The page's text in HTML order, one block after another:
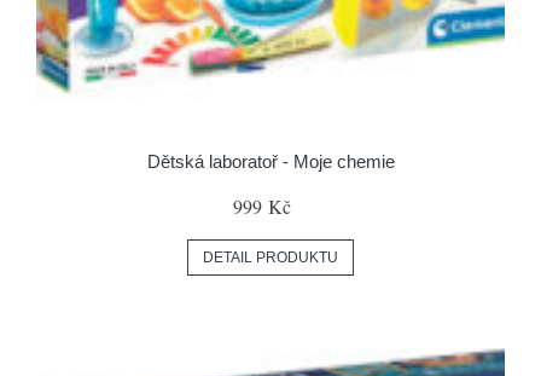
Dětská laboratoř - Moje chemie
999 Kč
DETAIL PRODUKTU